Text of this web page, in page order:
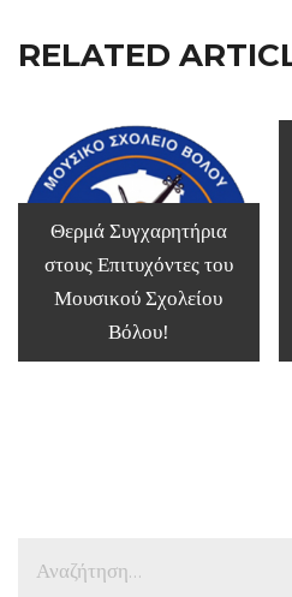
RELATED
Θερμά Συγχαρητήρια
στους Επιτυχόντες του
Μουσικού Σχολείου
Βόλου!